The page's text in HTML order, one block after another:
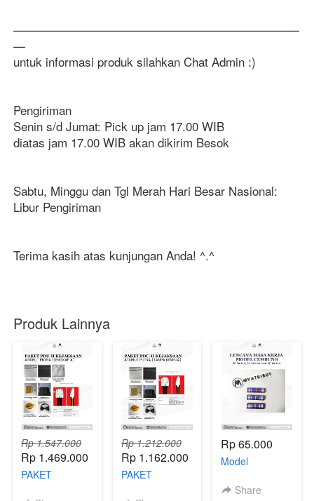
————————————————————————
—
untuk informasi produk silahkan Chat Admin :)
Pengiriman
Senin s/d Jumat: Pick up jam 17.00 WIB
diatas jam 17.00 WIB akan dikirim Besok
Sabtu, Minggu dan Tgl Merah Hari Besar Nasional:
Libur Pengiriman
Terima kasih atas kunjungan Anda! ^.^
Produk Lainnya
Rp 1.547.000
Rp 1.469.000
PAKET
Rp 1.212.000
Rp 1.162.000
PAKET
Rp 65.000
Model
Lencana ASN
Share